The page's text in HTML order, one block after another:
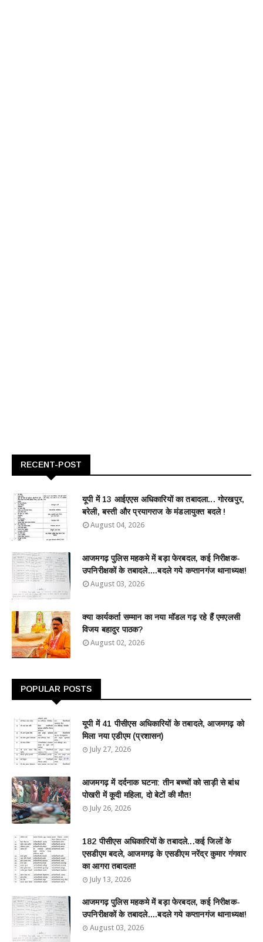
RECENT-POST
यूपी में 13 आईएएस अधिकारियों का तबादला... गोरखपुर,
बरेली, बस्ती और प्रयागराज के मंडलायुक्त बदले !
August 04, 2026
आजमगढ़ पुलिस महकमे में बड़ा फेरबदल, कई निरीक्षक-
उपनिरीक्षकों के तबादले....बदले गये कप्तानगंज थानाध्यक्ष!
August 03, 2026
क्या कार्यकर्ता सम्मान का नया मॉडल गढ़ रहे हैं एमएलसी
विजय बहादुर पाठक?
August 02, 2026
POPULAR POSTS
यूपी में 41 पीसीएस अधिकारियों के तबादले, आजमगढ़ को
मिला नया एडीएम (प्रशासन)
July 27, 2026
आजमगढ़ में दर्दनाक घटना: तीन बच्चों को साड़ी से बांध
पोखरी में कूदी महिला, दो बेटों की मौत!
July 26, 2026
182 पीसीएस अधिकारियों के तबादले...कई जिलों के
एसडीएम बदले, आजमगढ़ के एसडीएम नरेंद्र कुमार गंगवार
का आगरा तबादला!
July 13, 2026
आजमगढ़ पुलिस महकमे में बड़ा फेरबदल, कई निरीक्षक-
उपनिरीक्षकों के तबादले....बदले गये कप्तानगंज थानाध्यक्ष!
August 03, 2026